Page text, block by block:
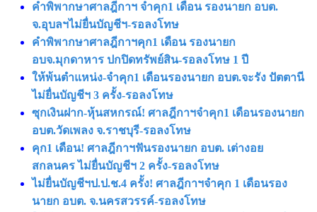
คำพิพากษาศาลฎีกาฯ จำคุก1 เดือน รองนายก อบต.
จ.อุบลฯไม่ยื่นบัญชีฯ-รอลงโทษ
คำพิพากษาศาลฎีกาฯคุก1 เดือน รองนายก
อบจ.มุกดาหาร ปกปิดทรัพย์สิน-รอลงโทษ 1 ปี
ให้พ้นตำแหน่ง-จำคุก1 เดือนรองนายก อบต.จะรัง ปัตตานี
ไม่ยื่นบัญชีฯ 3 ครั้ง-รอลงโทษ
ซุกเงินฝาก-หุ้นสหกรณ์! ศาลฎีกาฯจำคุก1 เดือนรองนายก
อบต.วัดเพลง จ.ราชบุรี-รอลงโทษ
คุก1 เดือน! ศาลฎีกาฯฟันรองนายก อบต. เต่างอย
สกลนคร ไม่ยื่นบัญชีฯ 2 ครั้ง-รอลงโทษ
ไม่ยื่นบัญชีฯป.ป.ช.4 ครั้ง! ศาลฎีกาฯจำคุก 1 เดือนรอง
นายก อบต. จ.นครสวรรค์-รอลงโทษ